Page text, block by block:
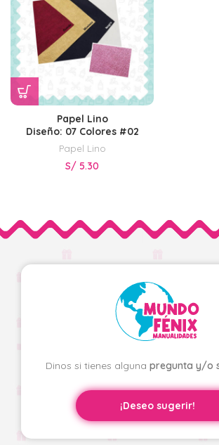
Papel Lino
Diseño: 07 Colores #02
Papel Lino
S/ 5.30
Dinos si tienes alguna pregunta y/o
¡Deseo sugerir!